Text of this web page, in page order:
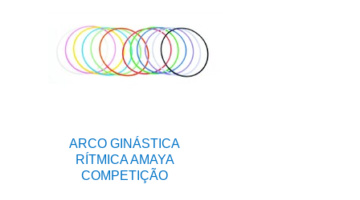
ARCO GINÁSTICA
RÍTMICA AMAYA
COMPETIÇÃO